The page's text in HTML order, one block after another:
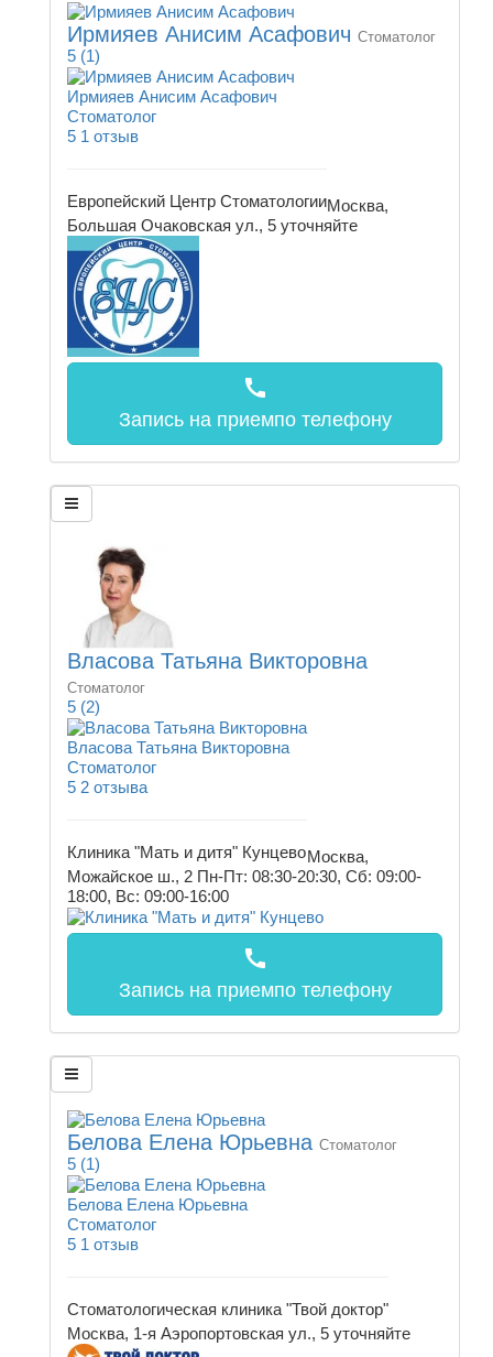
Ирмияев Анисим Асафович Стоматолог
5 (1)
Ирмияев Анисим Асафович
Стоматолог
5 1 отзыв
Европейский Центр СтоматологииМосква,
Большая Очаковская ул., 5 уточняйте
call
Запись на приемпо телефону
Власова Татьяна Викторовна
Стоматолог
5 (2)
Власова Татьяна Викторовна
Стоматолог
5 2 отзыва
Клиника "Мать и дитя" КунцевоМосква,
Можайское ш., 2 Пн-Пт: 08:30-20:30, Сб: 09:00-
18:00, Вс: 09:00-16:00
call
Запись на приемпо телефону
Белова Елена Юрьевна Стоматолог
5 (1)
Белова Елена Юрьевна
Стоматолог
5 1 отзыв
Стоматологическая клиника "Твой доктор"
Москва, 1-я Аэропортовская ул., 5 уточняйте